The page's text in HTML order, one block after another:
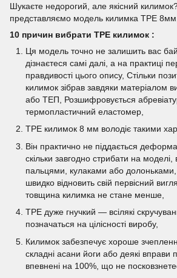
Шукаєте недорогий, але якісний
представляємо модель килимка TPE 8мм,
10 причин вибрати TPE килимок :
Ця модель точно не залишить вас
дізнаєтеся самі далі, а на практиці
правдивості цього опису, Стільки
килимок зібрав завдяки матеріалом
або ТЕП, Розшифровується
термопластичний еластомер,
TPE килимок 8 мм володіє такими
Він практично не піддається
скільки завгодно стрибати на моделі,
пальцями, кулаками або
швидко відновить свій первісний
товщина килимка не стане менше,
TPE дуже гнучкий — всілякі
позначаться на цілісності виробу,
Килимок забезпечує хороше
складні асани йоги або деякі вправи
впевнені на 100%, що не